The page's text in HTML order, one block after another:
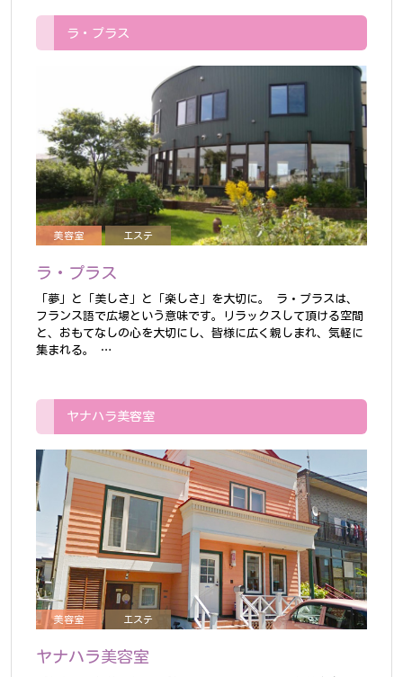
ラ・プラス
美容室 エステ
ラ・プラス
「夢」と「美しさ」と「楽しさ」を大切に。
ラ・プラスは、
フランス語で広場という意味です。リラックスして頂ける空間
と、おもてなしの心を大切にし、皆様に広く親しまれ、気軽に
集まれる。
…
ヤナハラ美容室
美容室 エステ
ヤナハラ美容室